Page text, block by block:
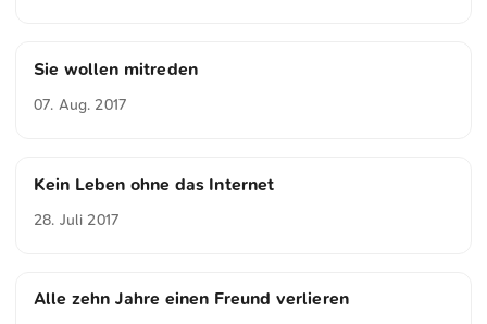
Sie wollen mitreden
07. Aug. 2017
Kein Leben ohne das Internet
28. Juli 2017
Alle zehn Jahre einen Freund verlieren